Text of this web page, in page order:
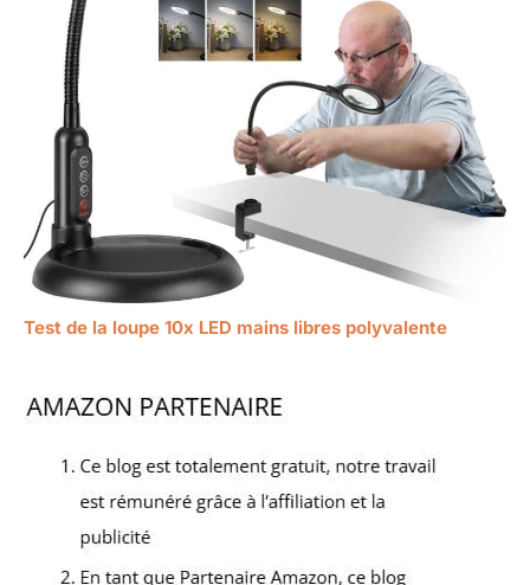
Test de la loupe 10x LED mains libres polyvalente